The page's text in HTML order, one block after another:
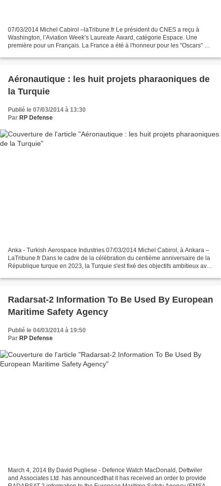
07/03/2014 Michel Cabirol –laTribune.fr Le président du CNES a reçu à
Washington, l’Aviation Week’s Laureate Award, catégorie Espace. Une
première pour un Français. La France a été à l'honneur pour les "Oscars" de
Aéronautique : les huit projets pharaoniques de
la Turquie
Publié le 07/03/2014 à 13:30
Par RP Defense
Anka - Turkish Aerospace Industries 07/03/2014 Michel Cabirol, à Ankara –
LaTribune.fr Dans le cadre de la célébration du centième anniversaire de la
République turque en 2023, la Turquie s'est fixé des objectifs ambitieux avec
Radarsat-2 Information To Be Used By European
Maritime Safety Agency
Publié le 04/03/2014 à 19:50
Par RP Defense
March 4, 2014 By David Pugliese - Defence Watch MacDonald, Dettwiler
and Associates Ltd. has announcedthat it has received an order to provide